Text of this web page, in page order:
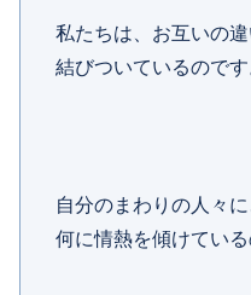
私たちは、お互いの
結びついているのです
自分のまわりの人々に
何に情熱を傾けている